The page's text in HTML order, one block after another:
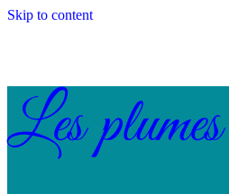
Skip to content
Les